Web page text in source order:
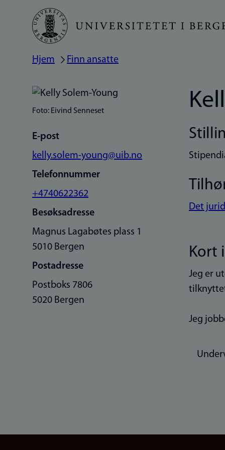
Hopp
hovedinnhold
Navigasjonssti
Hjem Finn ansatte
Foto: Eivind Senneset
E-post
kelly.solem-young@uib.no
Telefonnummer
+4740622362
Besøksadresse
Magnus Lagabøtes plass 1
5010 Bergen
Postadresse
Postboks 7806
5020 Bergen
Det
Kort
Jeg er
Jeg